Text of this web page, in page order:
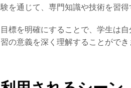
験を通じて、専門知識や技術を習得
目標を明確にすることで、学生は
習の意義を深く理解することができ